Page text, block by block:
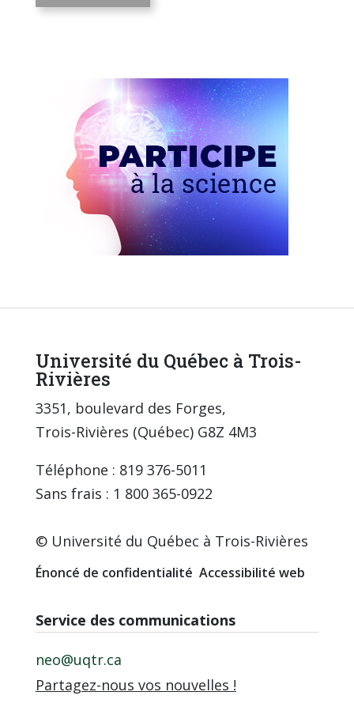
Université du Québec à Trois-
Rivières
3351, boulevard des Forges,
Trois-Rivières (Québec) G8Z 4M3
Téléphone : 819 376-5011
Sans frais : 1 800 365-0922
© Université du Québec à Trois-Rivières
Énoncé de confidentialité Accessibilité web
Service des communications
neo@uqtr.ca
Partagez-nous vos nouvelles !